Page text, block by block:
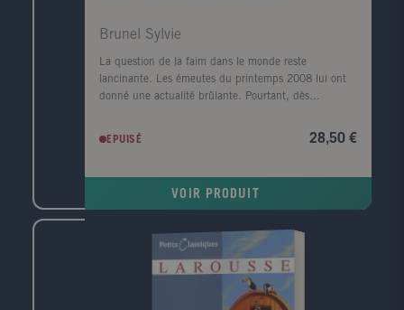
Brunel Sylvie
La question de la faim dans le monde reste
lancinante. Les émeutes du printemps 2008 lui ont
donné une actualité brûlante. Pourtant, dès
récoltes et la crise financière des pays riches faisaient
de nouveau passer au second plan le scandale de la
production alimentaire. Que les récoltes soient
reprennent le dessus: faire rouler les voitures (
agrocarburants ), produire en masse pour l'industrie
agroalimentaire ( OGM ), se débarrasser des
excédents qui font chuter les prix en les bradant sur
les marchés mondiaux... La faim silencieuse, celle
EPUISÉ 28,50 €
VOIR PRODUIT